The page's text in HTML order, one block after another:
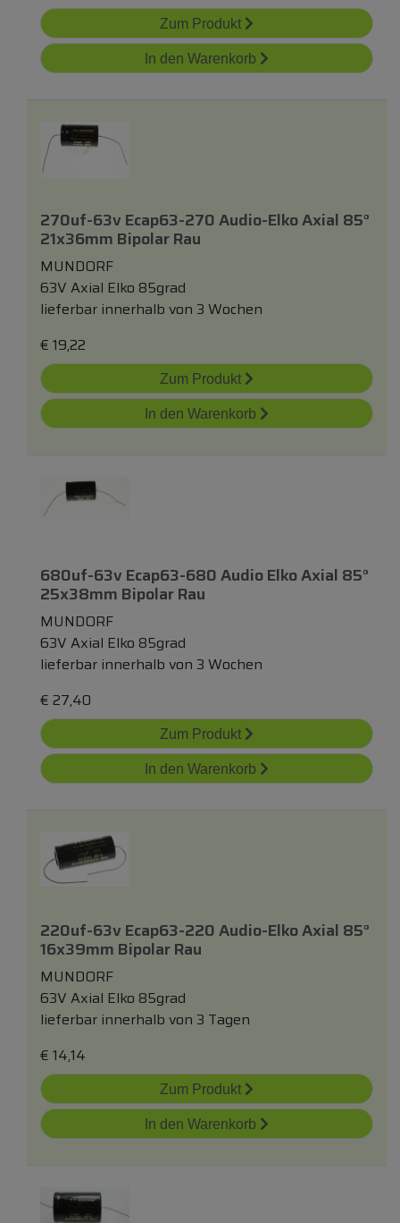
Zum Produkt
In den Warenkorb
270uf-63v Ecap63-270 Audio-Elko Axial 85°
21x36mm Bipolar Rau
MUNDORF
63V Axial Elko 85grad
lieferbar innerhalb von 3 Wochen
€ 19,22
Zum Produkt
In den Warenkorb
680uf-63v Ecap63-680 Audio Elko Axial 85°
25x38mm Bipolar Rau
MUNDORF
63V Axial Elko 85grad
lieferbar innerhalb von 3 Wochen
€ 27,40
Zum Produkt
In den Warenkorb
220uf-63v Ecap63-220 Audio-Elko Axial 85°
16x39mm Bipolar Rau
MUNDORF
63V Axial Elko 85grad
lieferbar innerhalb von 3 Tagen
€ 14,14
Zum Produkt
In den Warenkorb